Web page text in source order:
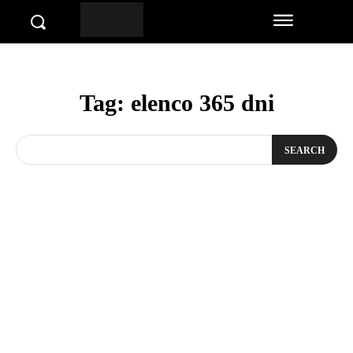
Tag: elenco 365 dni
SEARCH